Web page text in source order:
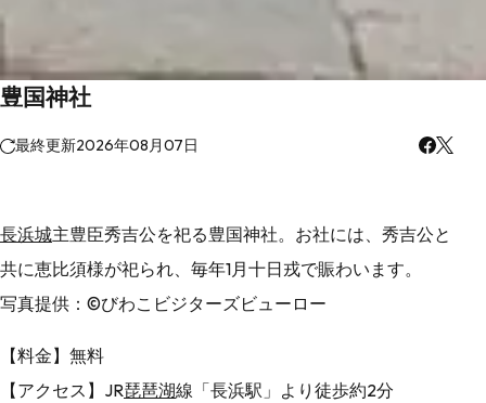
豊国神社
最終更新2026年08月07日
長浜城主豊臣秀吉公を祀る豊国神社。お社には、秀吉公と
共に恵比須様が祀られ、毎年1月十日戎で賑わいます。
写真提供：©びわこビジターズビューロー
【料金】無料
【アクセス】JR琵琶湖線「長浜駅」より徒歩約2分